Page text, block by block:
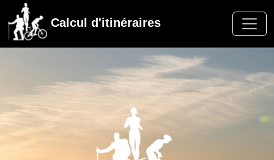
Calcul d'itinéraires